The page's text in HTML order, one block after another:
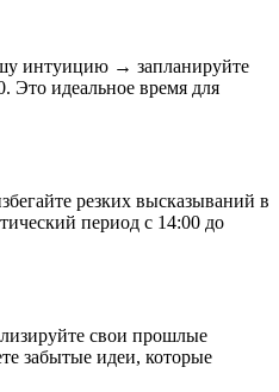
интуицию → запланируйте
Это идеальное время для
резких высказываний в
период с 14:00 до
свои прошлые
забытые идеи, которые